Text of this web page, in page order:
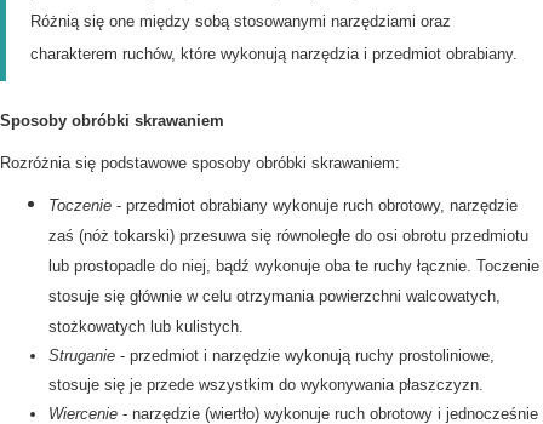
Różnią się one między sobą stosowanymi narzędziami oraz
charakterem ruchów, które wykonują narzędzia i przedmiot obrabiany.
Sposoby obróbki skrawaniem
Rozróżnia się podstawowe sposoby obróbki skrawaniem:
Toczenie - przedmiot obrabiany wykonuje ruch obrotowy, narzędzie
zaś (nóż tokarski) przesuwa się równoległe do osi obrotu przedmiotu
lub prostopadle do niej, bądź wykonuje oba te ruchy łącznie. Toczenie
stosuje się głównie w celu otrzymania powierzchni walcowatych,
stożkowatych lub kulistych.
Struganie - przedmiot i narzędzie wykonują ruchy prostoliniowe,
stosuje się je przede wszystkim do wykonywania płaszczyzn.
Wiercenie - narzędzie (wiertło) wykonuje ruch obrotowy i jednocześnie